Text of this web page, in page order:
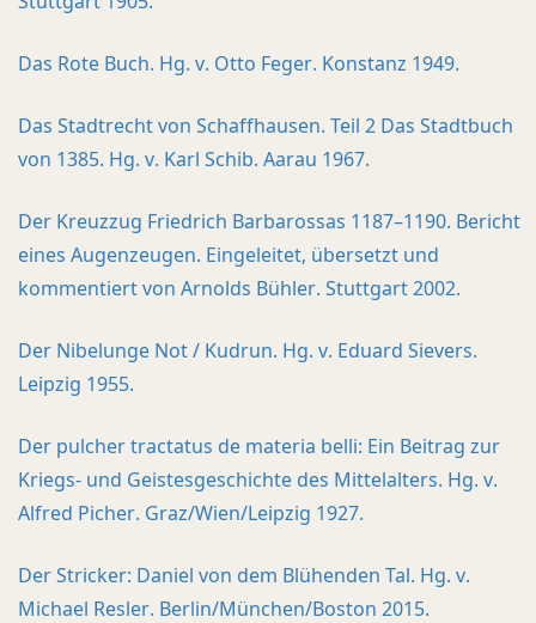
Das Rote Buch. Hg. v. Otto Feger. Konstanz 1949.
Das Stadtrecht von Schaffhausen. Teil 2 Das Stadtbuch
von 1385. Hg. v. Karl Schib. Aarau 1967.
Der Kreuzzug Friedrich Barbarossas 1187–1190. Bericht
eines Augenzeugen. Eingeleitet, übersetzt und
kommentiert von Arnolds Bühler. Stuttgart 2002.
Der Nibelunge Not / Kudrun. Hg. v. Eduard Sievers.
Leipzig 1955.
Der pulcher tractatus de materia belli: Ein Beitrag zur
Kriegs- und Geistesgeschichte des Mittelalters. Hg. v.
Alfred Picher. Graz/Wien/Leipzig 1927.
Der Stricker: Daniel von dem Blühenden Tal. Hg. v.
Michael Resler. Berlin/München/Boston 2015.